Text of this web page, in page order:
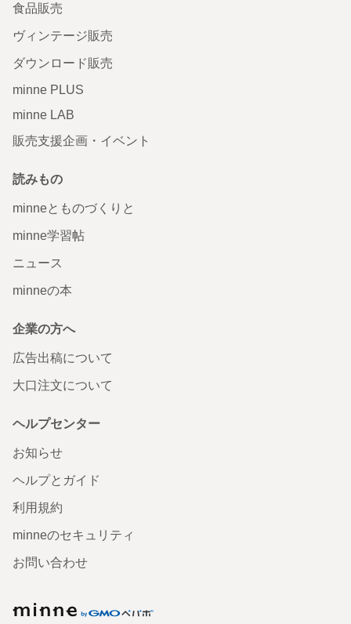
食品販売
ヴィンテージ販売
ダウンロード販売
minne PLUS
minne LAB
販売支援企画・イベント
読みもの
minneとものづくりと
minne学習帖
ニュース
minneの本
企業の方へ
広告出稿について
大口注文について
ヘルプセンター
お知らせ
ヘルプとガイド
利用規約
minneのセキュリティ
お問い合わせ